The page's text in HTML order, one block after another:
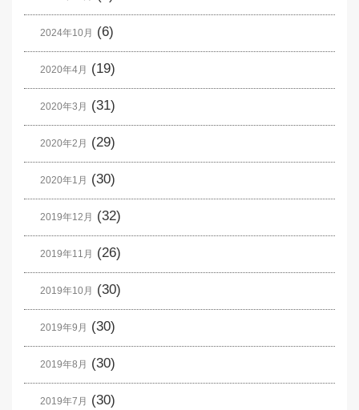
2024年10月 (6)
2020年4月 (19)
2020年3月 (31)
2020年2月 (29)
2020年1月 (30)
2019年12月 (32)
2019年11月 (26)
2019年10月 (30)
2019年9月 (30)
2019年8月 (30)
2019年7月 (30)